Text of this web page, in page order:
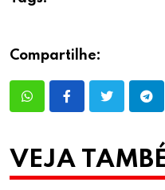
Compartilhe:
VEJA